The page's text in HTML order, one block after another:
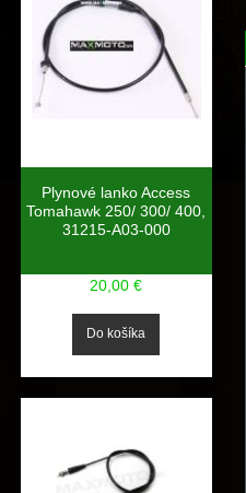
Plynové lanko Access
Tomahawk 250/ 300/ 400,
31215-A03-000
20,00 €